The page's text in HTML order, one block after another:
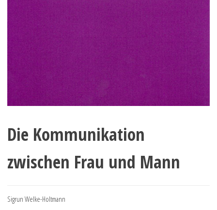
Die Kommunikation
zwischen Frau und Mann
Sigrun Welke-Holtmann